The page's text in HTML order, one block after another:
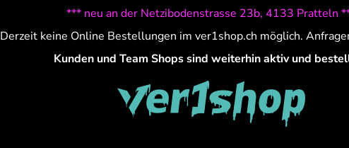
*** neu an der Netzibodenstrasse 23b, 4133 Pratteln
Derzeit keine Online Bestellungen im ver1shop.ch möglich.
Kunden und Team Shops sind weiterhin aktiv und